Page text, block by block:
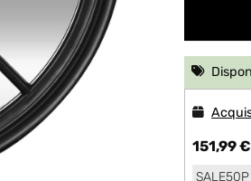
151,99 €
SALE50P